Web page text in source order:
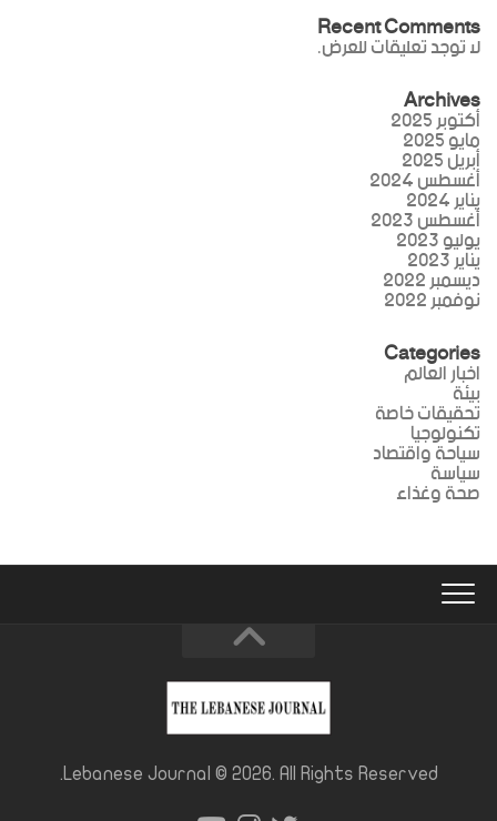
Recent Comments
لا توجد تعليقات للعرض.
Archives
أكتوبر 2025
مايو 2025
أبريل 2025
أغسطس 2024
يناير 2024
أغسطس 2023
يوليو 2023
يناير 2023
ديسمبر 2022
نوفمبر 2022
Categories
اخبار العالم
بيئة
تحقيقات خاصة
تكنولوجيا
سياحة واقتصاد
سياسة
صحة وغذاء
Lebanese Journal © 2026. All Rights Reserved.